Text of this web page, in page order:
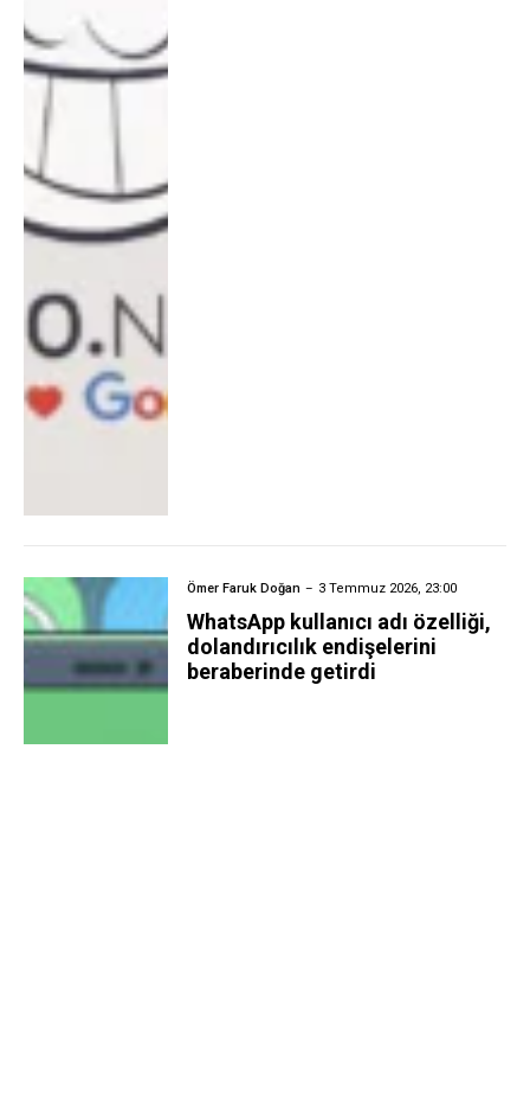
Ömer Faruk Doğan 3 Temmuz 2026, 23:00
WhatsApp kullanıcı adı özelliği,
dolandırıcılık endişelerini
beraberinde getirdi